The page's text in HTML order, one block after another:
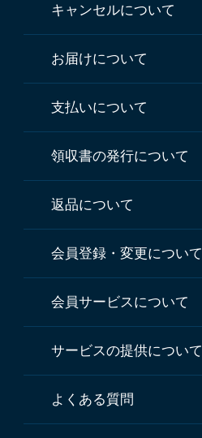
キャンセルについて
お届けについて
支払いについて
領収書の発行について
返品について
会員登録・変更について
会員サービスについて
サービスの提供について
よくある質問